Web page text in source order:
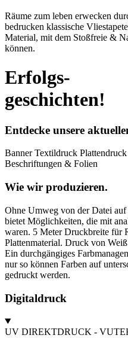
Räume zum leben erwecken
bedrucken klassische
Material, mit dem Stoßfreie &
können.
Erfolgs-
geschichten!
Entdecke unsere
BannerTextildruck Plattendruck
Beschriftungen & Folien
Wie wir produzieren.
Ohne Umweg von der Datei
bietet Möglichkeiten, die mit
waren. 5 Meter Druckbreite für
Plattenmaterial. Druck von
Ein durchgängiges
nur so können Farben auf
gedruckt werden.
Digitaldruck
UV DIREKTDRUCK -